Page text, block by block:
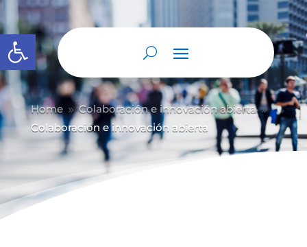
Abrir barra de herramientas
Home 9 Colaboración e innovación abierta 9
Colaboración e innovación abierta